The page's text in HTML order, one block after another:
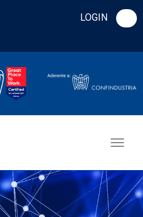
LOGIN